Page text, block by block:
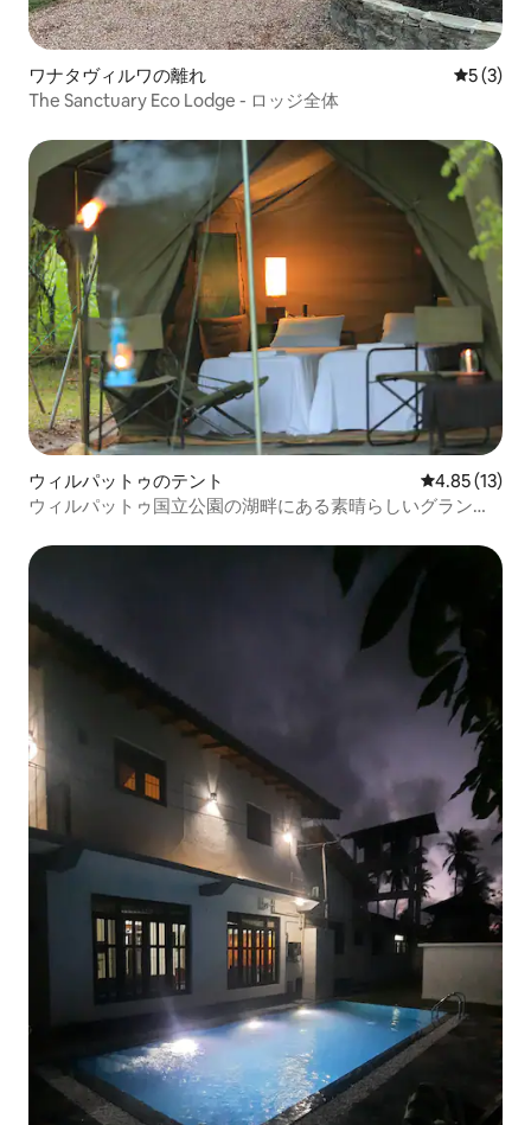
ワナタヴィルワの離れ レビュー
5 (3)
The Sanctuary Eco Lodge - ロッジ全体
ウィルパットゥのテント レビュー13
4.85 (13)
ウィルパットゥ国立公園の湖畔にある素晴らしいグランピ